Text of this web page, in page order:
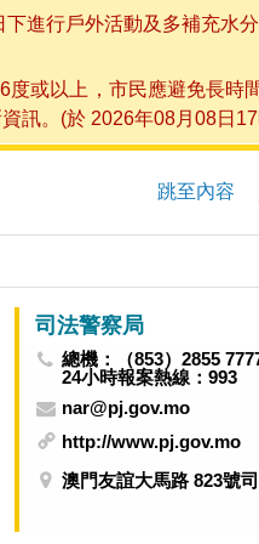
進行戶外活動及多補充水
或以上，市民應避免長時
訊。(於 2026年08月08日
跳至內容
司法警察局
總機：（853）2855
24小時報案熱線：993
nar@pj.gov.mo
http://www.pj.gov.mo
澳門友誼大馬路 823號